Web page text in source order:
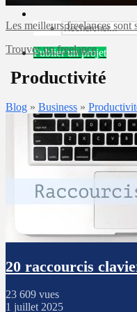
Publier un projet
Les meilleurs freelances sont
Trouver un freelance
Productivité
Blog » Business »
20 raccourcis
23 609 vues
1 juillet 2025